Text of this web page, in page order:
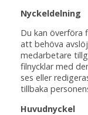
Nyckeldelning
Du kan överföra
att behöva
medarbetare
filnycklar med
ses eller
tillbaka
Huvudnyckel